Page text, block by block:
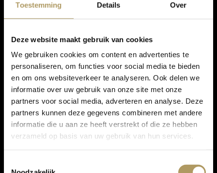
Toestemming Details Over
Deze website maakt gebruik van cookies
We gebruiken cookies om content en advertenties te
personaliseren, om functies voor social media te bieden
en om ons websiteverkeer te analyseren. Ook delen we
informatie over uw gebruik van onze site met onze
partners voor social media, adverteren en analyse. Deze
partners kunnen deze gegevens combineren met andere
informatie die u aan ze heeft verstrekt of die ze hebben
verzameld op basis van uw gebruik van hun services.